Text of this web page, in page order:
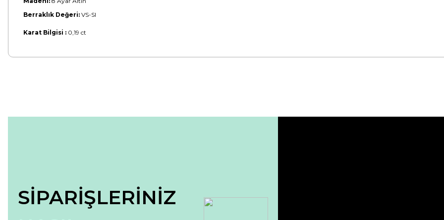
Berraklık Değeri: VS-SI
Karat Bilgisi : 0,19 ct
SİPARİŞLERİNİZ